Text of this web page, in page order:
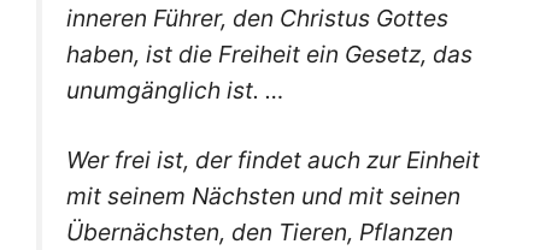
inneren Führer, den Christus Gottes
haben, ist die Freiheit ein Gesetz, das
unumgänglich ist. …
Wer frei ist, der findet auch zur Einheit
mit seinem Nächsten und mit seinen
Übernächsten, den Tieren, Pflanzen